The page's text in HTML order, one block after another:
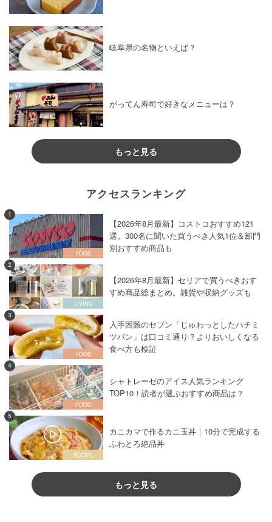
岐阜県の名物といえば？
がってん寿司で好きなメニューは？
もっと見る
アクセスランキング
1
【2026年8月最新】コストコおすすめ121
選。300名に聞いた買うべき人気1位＆部門
別おすすめ商品も
2
【2026年8月最新】セリアで買うべきおす
すめ商品総まとめ。雑貨や収納グッズも
3
入手困難のセブン「じゅわっとしたハチミ
ツパン」は口コミ通り？よりおいしくなる
食べ方も検証
4
シャトレーゼのアイス人気ランキング
TOP10！読者が選ぶおすすめ商品は？
5
カニカマで作るカニ玉丼｜10分で完成する
ふわとろ絶品丼
もっと見る